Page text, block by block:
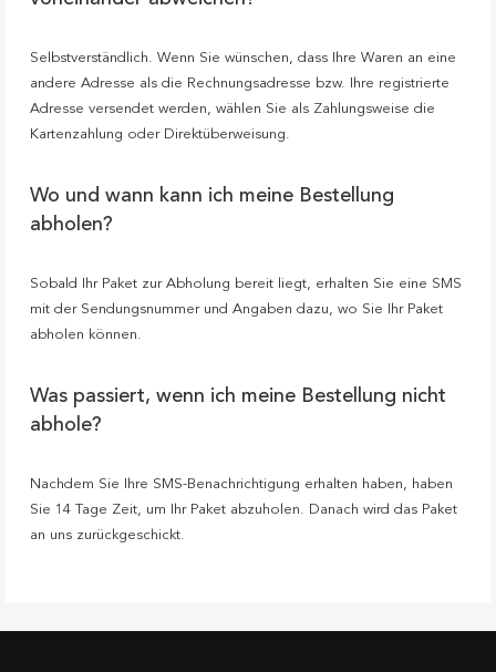
Selbstverständlich. Wenn Sie wünschen, dass Ihre Waren an eine
andere Adresse als die Rechnungsadresse bzw. Ihre registrierte
Adresse versendet werden, wählen Sie als Zahlungsweise die
Kartenzahlung oder Direktüberweisung.
Wo und wann kann ich meine Bestellung
abholen?
Sobald Ihr Paket zur Abholung bereit liegt, erhalten Sie eine SMS
mit der Sendungsnummer und Angaben dazu, wo Sie Ihr Paket
abholen können.
Was passiert, wenn ich meine Bestellung nicht
abhole?
Nachdem Sie Ihre SMS-Benachrichtigung erhalten haben, haben
Sie 14 Tage Zeit, um Ihr Paket abzuholen. Danach wird das Paket
an uns zurückgeschickt.